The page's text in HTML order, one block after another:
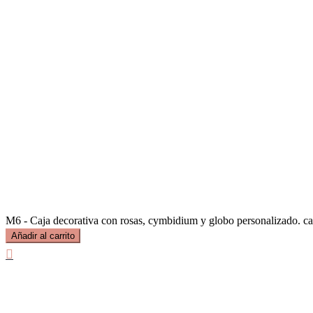
M6 - Caja decorativa con rosas, cymbidium y globo personalizado.
Añadir al carrito